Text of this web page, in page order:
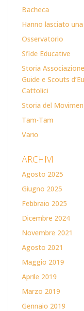
Bacheca
Hanno lasciato
Osservatorio
Sfide Educative
Storia
Guide e Scouts
Cattolici
Storia del
Tam-Tam
Vario
ARCHIVI
Agosto 2025
Giugno 2025
Febbraio 2025
Dicembre 2024
Novembre 2021
Agosto 2021
Maggio 2019
Aprile 2019
Marzo 2019
Gennaio 2019